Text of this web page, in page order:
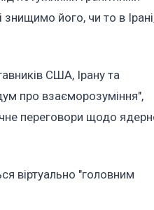
його, чи то в
США, Ірану та
про взаєморозуміння",
переговори щодо
віртуально "головним